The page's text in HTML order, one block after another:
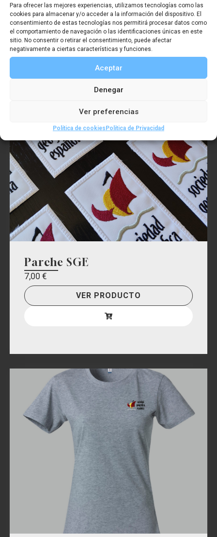
Para ofrecer las mejores experiencias, utilizamos tecnologías como las
cookies para almacenar y/o acceder a la información del dispositivo. El
consentimiento de estas tecnologías nos permitirá procesar datos como
el comportamiento de navegación o las identificaciones únicas en este
sitio. No consentir o retirar el consentimiento, puede afectar
negativamente a ciertas características y funciones.
Aceptar
Denegar
Ver preferencias
Política de cookies Política de Privacidad
VER PRODUCTO
Parche SGE
7,00 €
VER PRODUCTO